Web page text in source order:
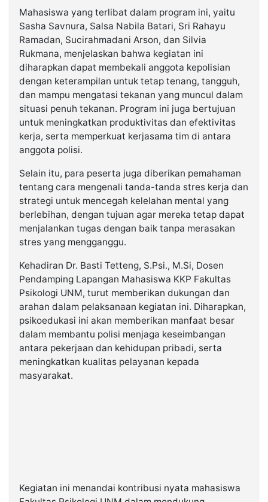
Mahasiswa yang terlibat dalam program ini, yaitu
Sasha Savnura, Salsa Nabila Batari, Sri Rahayu
Ramadan, Sucirahmadani Arson, dan Silvia
Rukmana, menjelaskan bahwa kegiatan ini
diharapkan dapat membekali anggota kepolisian
dengan keterampilan untuk tetap tenang, tangguh,
dan mampu mengatasi tekanan yang muncul dalam
situasi penuh tekanan. Program ini juga bertujuan
untuk meningkatkan produktivitas dan efektivitas
kerja, serta memperkuat kerjasama tim di antara
anggota polisi.
Selain itu, para peserta juga diberikan pemahaman
tentang cara mengenali tanda-tanda stres kerja dan
strategi untuk mencegah kelelahan mental yang
berlebihan, dengan tujuan agar mereka tetap dapat
menjalankan tugas dengan baik tanpa merasakan
stres yang mengganggu.
Kehadiran Dr. Basti Tetteng, S.Psi., M.Si, Dosen
Pendamping Lapangan Mahasiswa KKP Fakultas
Psikologi UNM, turut memberikan dukungan dan
arahan dalam pelaksanaan kegiatan ini. Diharapkan,
psikoedukasi ini akan memberikan manfaat besar
dalam membantu polisi menjaga keseimbangan
antara pekerjaan dan kehidupan pribadi, serta
meningkatkan kualitas pelayanan kepada
masyarakat.
Kegiatan ini menandai kontribusi nyata mahasiswa